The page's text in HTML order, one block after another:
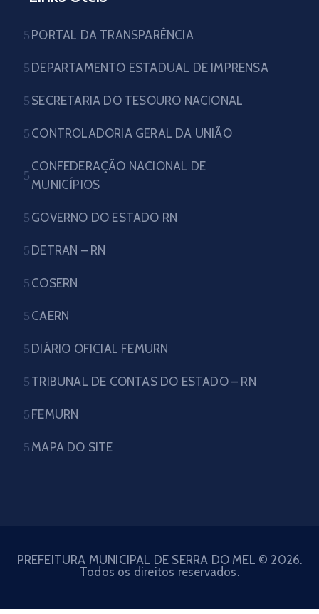
PORTAL DA TRANSPARÊNCIA
DEPARTAMENTO ESTADUAL DE IMPRENSA
SECRETARIA DO TESOURO NACIONAL
CONTROLADORIA GERAL DA UNIÃO
CONFEDERAÇÃO NACIONAL DE
MUNICÍPIOS
GOVERNO DO ESTADO RN
DETRAN – RN
COSERN
CAERN
DIÁRIO OFICIAL FEMURN
TRIBUNAL DE CONTAS DO ESTADO – RN
FEMURN
MAPA DO SITE
PREFEITURA MUNICIPAL DE SERRA DO MEL © 2026.
Todos os direitos reservados.